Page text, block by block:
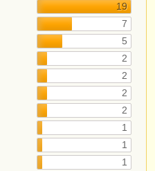
19
7
5
2
2
2
2
1
1
1